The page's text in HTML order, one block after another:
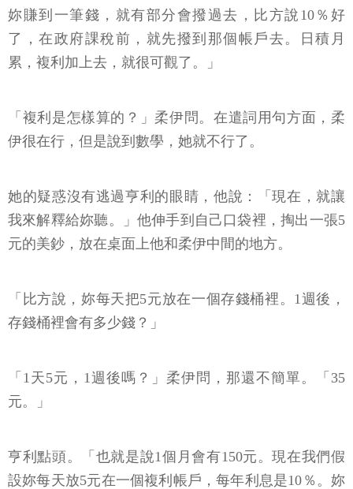
妳賺到一筆錢，就有部分會撥過去，比方說10％好
了，在政府課稅前，就先撥到那個帳戶去。日積月
累，複利加上去，就很可觀了。」
「複利是怎樣算的？」柔伊問。在遣詞用句方面，柔
伊很在行，但是說到數學，她就不行了。
她的疑惑沒有逃過亨利的眼睛，他說：「現在，就讓
我來解釋給妳聽。」他伸手到自己口袋裡，掏出一張5
元的美鈔，放在桌面上他和柔伊中間的地方。
「比方說，妳每天把5元放在一個存錢桶裡。1週後，
存錢桶裡會有多少錢？」
「1天5元，1週後嗎？」柔伊問，那還不簡單。「35
元。」
亨利點頭。「也就是說1個月會有150元。現在我們假
設妳每天放5元在一個複利帳戶，每年利息是10％。妳